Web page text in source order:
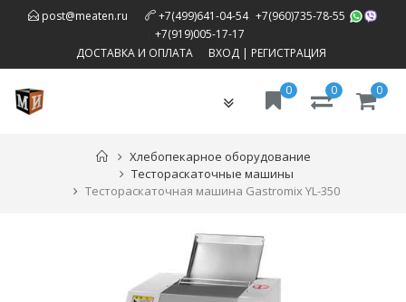
post@meaten.ru +7(499)641-04-54, +7(960)735-78-55
+7(919)005-17-17
ДОСТАВКА И ОПЛАТА
ВХОД| РЕГИСТРАЦИЯ
Toggle
0
0
0
Хлебопекарное оборудование
Тестораскаточные машины
Тестораскаточная машина Gastromix YL-350